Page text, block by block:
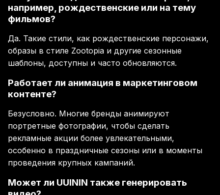
например, рождественские или на тему
фильмов?
Да. Такие стили, как рождественские персонажи,
образы в стиле Zootopia и другие сезонные
шаблоны, доступны и часто обновляются.
Работает ли анимация в маркетинговом
контенте?
Безусловно. Многие бренды анимируют
портретные фотографии, чтобы сделать
рекламные акции более увлекательными,
особенно в праздничные сезоны или в моменты
проведения крупных кампаний.
Может ли UUININ также генерировать